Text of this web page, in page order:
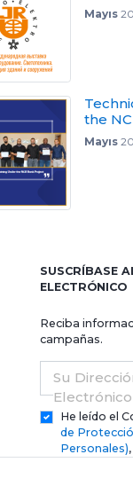
Mayıs
the
Mayıs
SUSCRÍBASE
ELECTRÓNICO
Reciba
campañas.
Su
Electrónico
He leído el
de
Personales)